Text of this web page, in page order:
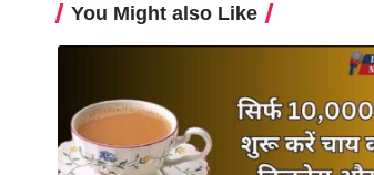
You Might also Like